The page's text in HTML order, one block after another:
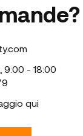
9:00 - 18:00
qui